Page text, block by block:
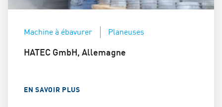
Machine à ébavurer Planeuses
HATEC GmbH, Allemagne
EN SAVOIR PLUS